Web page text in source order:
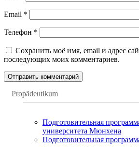
Email *
Телефон *
Сохранить моё имя, email и адрес
последующих моих комментариев.
Propädeutikum
Подготовительная
университета Мюнхена
Подготовительная